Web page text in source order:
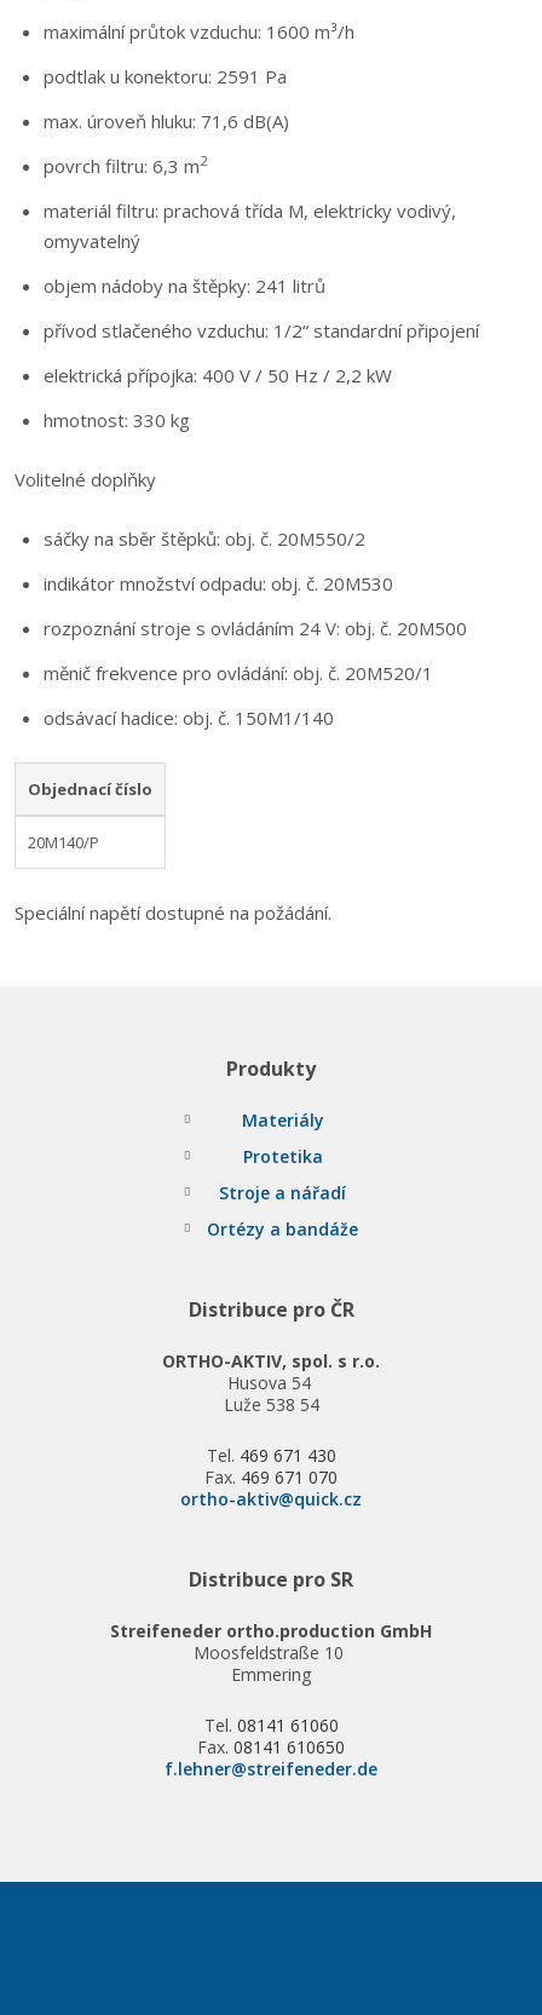
maximální průtok vzduchu: 1600 m³/h
podtlak u konektoru: 2591 Pa
max. úroveň hluku: 71,6 dB(A)
povrch filtru: 6,3 m2
materiál filtru: prachová třída M, elektricky vodivý,
omyvatelný
objem nádoby na štěpky: 241 litrů
přívod stlačeného vzduchu: 1/2“ standardní připojení
elektrická přípojka: 400 V / 50 Hz / 2,2 kW
hmotnost: 330 kg
Volitelné doplňky
sáčky na sběr štěpků: obj. č. 20M550/2
indikátor množství odpadu: obj. č. 20M530
rozpoznání stroje s ovládáním 24 V: obj. č. 20M500
měnič frekvence pro ovládání: obj. č. 20M520/1
odsávací hadice: obj. č. 150M1/140
Objednací číslo
20M140/P
Speciální napětí dostupné na požádání.
Produkty
Materiály
Protetika
Stroje a nářadí
Ortézy a bandáže
Distribuce pro ČR
ORTHO-AKTIV, spol. s r.o.
Husova 54
Luže 538 54
Tel. 469 671 430
Fax. 469 671 070
ortho-aktiv@quick.cz
Distribuce pro SR
Streifeneder ortho.production GmbH
Moosfeldstraße 10
Emmering
Tel. 08141 61060
Fax. 08141 610650
f.lehner@streifeneder.de